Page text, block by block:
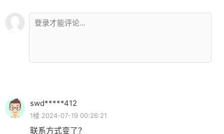
swd*****412
1楼 2024-07-19 00:26:21
联系方式变了？